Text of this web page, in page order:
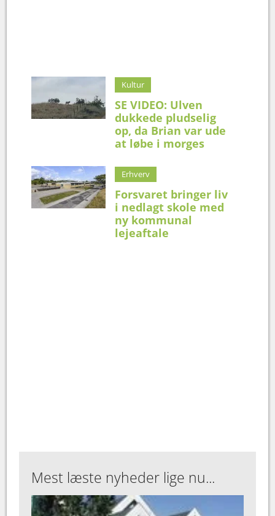
Kultur
SE VIDEO: Ulven
dukkede pludselig
op, da Brian var ude
at løbe i morges
Erhverv
Forsvaret bringer liv
i nedlagt skole med
ny kommunal
lejeaftale
Mest læste nyheder lige nu...